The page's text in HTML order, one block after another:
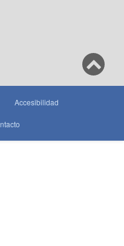
Accesibilidad